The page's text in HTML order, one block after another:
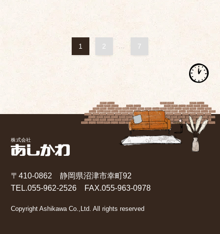
1 2 ... 7
〒410-0862 静岡県沼津市幸町92
TEL.055-962-2526 FAX.055-963-0978
Copyright Ashikawa Co.,Ltd. All rights reserved